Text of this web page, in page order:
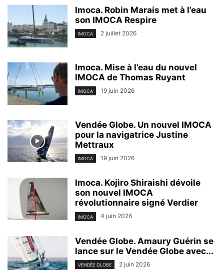
Imoca. Robin Marais met à l’eau
son IMOCA Respire
IMOCA 2 juillet 2026
Imoca. Mise à l’eau du nouvel
IMOCA de Thomas Ruyant
IMOCA 19 juin 2026
Vendée Globe. Un nouvel IMOCA
pour la navigatrice Justine
Mettraux
IMOCA 19 juin 2026
Imoca. Kojiro Shiraishi dévoile
son nouvel IMOCA
révolutionnaire signé Verdier
IMOCA 4 juin 2026
Vendée Globe. Amaury Guérin se
lance sur le Vendée Globe avec...
VENDÉE GLOBE 2 juin 2026